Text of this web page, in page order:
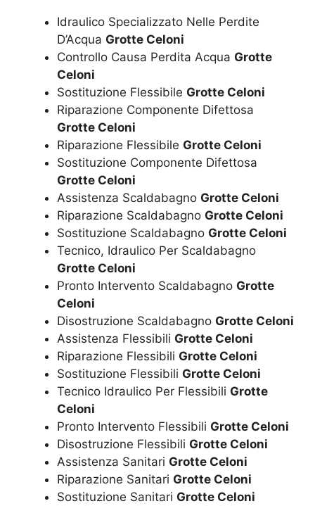
Idraulico Specializzato Nelle Perdite
D’Acqua Grotte Celoni
Controllo Causa Perdita Acqua Grotte
Celoni
Sostituzione Flessibile Grotte Celoni
Riparazione Componente Difettosa
Grotte Celoni
Riparazione Flessibile Grotte Celoni
Sostituzione Componente Difettosa
Grotte Celoni
Assistenza Scaldabagno Grotte Celoni
Riparazione Scaldabagno Grotte Celoni
Sostituzione Scaldabagno Grotte Celoni
Tecnico, Idraulico Per Scaldabagno
Grotte Celoni
Pronto Intervento Scaldabagno Grotte
Celoni
Disostruzione Scaldabagno Grotte Celoni
Assistenza Flessibili Grotte Celoni
Riparazione Flessibili Grotte Celoni
Sostituzione Flessibili Grotte Celoni
Tecnico Idraulico Per Flessibili Grotte
Celoni
Pronto Intervento Flessibili Grotte Celoni
Disostruzione Flessibili Grotte Celoni
Assistenza Sanitari Grotte Celoni
Riparazione Sanitari Grotte Celoni
Sostituzione Sanitari Grotte Celoni